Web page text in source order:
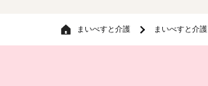
まいべすと介護 まいべすと介